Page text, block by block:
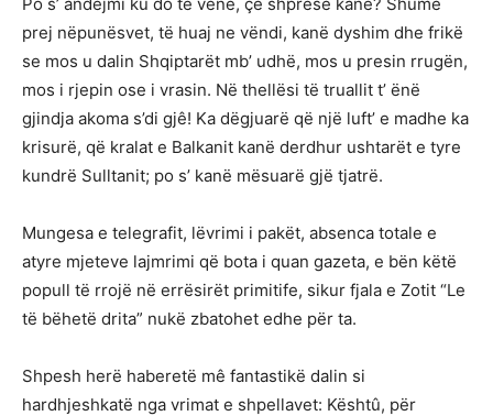
prej nëpunësvet, të huaj ne vëndi, kanë dyshim dhe frikë
se mos u dalin Shqiptarët mb’ udhë, mos u presin rrugën,
mos i rjepin ose i vrasin. Në thellësi të truallit t’ ënë
gjindja akoma s’di gjê! Ka dëgjuarë që një luft’ e madhe ka
krisurë, që kralat e Balkanit kanë derdhur ushtarët e tyre
kundrë Sulltanit; po s’ kanë mësuarë gjë tjatrë.
Mungesa e telegrafit, lëvrimi i pakët, absenca totale e
atyre mjeteve lajmrimi që bota i quan gazeta, e bën këtë
popull të rrojë në errësirët primitife, sikur fjala e Zotit “Le
të bëhetë drita” nukë zbatohet edhe për ta.
Shpesh herë haberetë mê fantastikë dalin si
hardhjeshkatë nga vrimat e shpellavet: Kështû, për